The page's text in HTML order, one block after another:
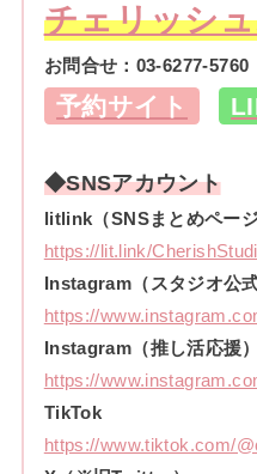
チェリッシ
お問合せ： 03-6277-5760
予約サイト
◆SNSアカウント
litlink（SNSまとめページ
https://lit.link/
Instagram（スタジオ公式
https://
Instagram（推し活応援
https://
TikTok
https://www.tiktok.com/